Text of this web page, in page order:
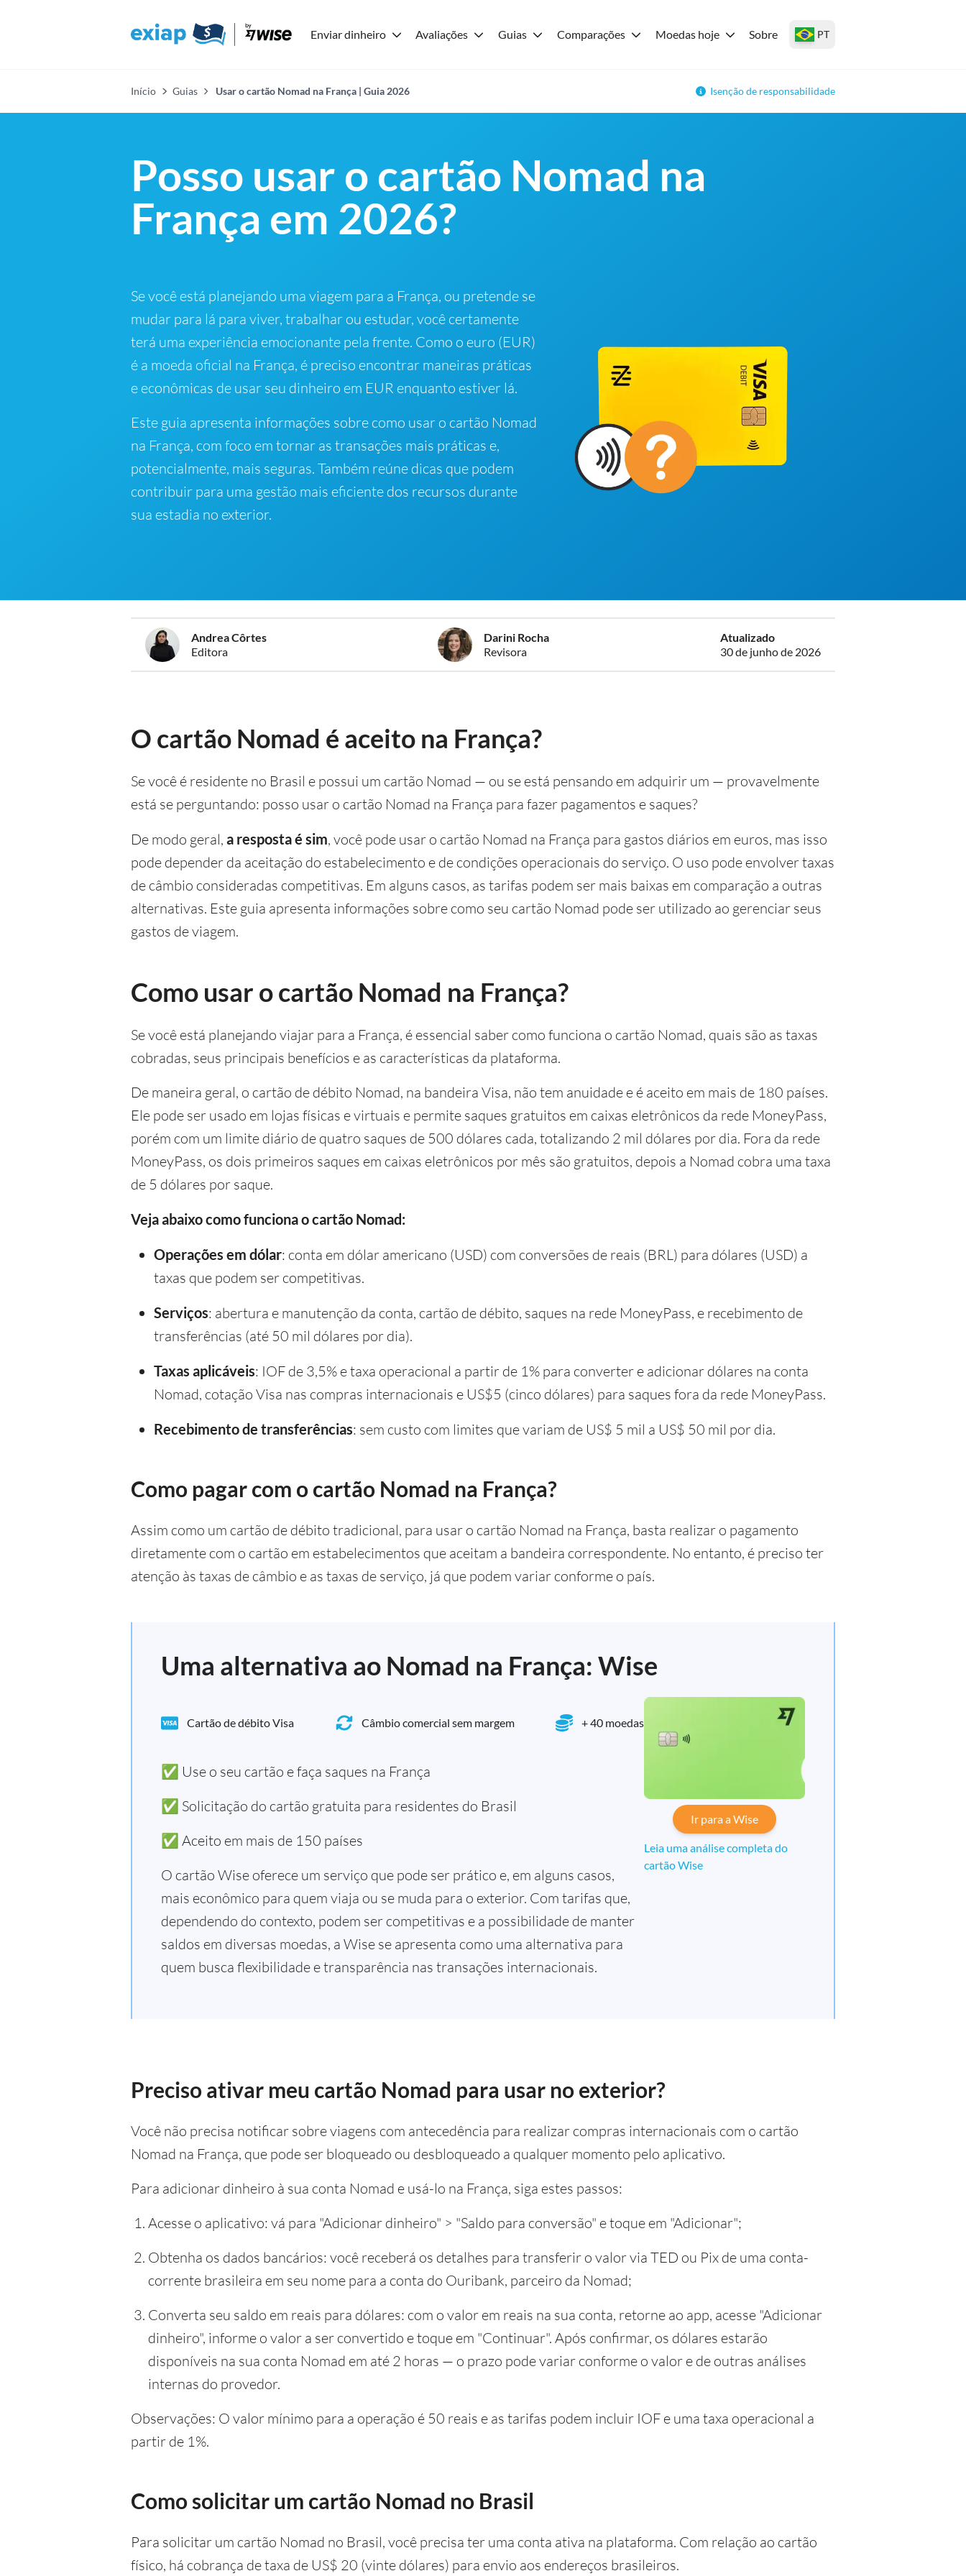
Enviar dinheiro Avaliações Guias Comparações Moedas hoje Sobre PT
Início Guias Usar o cartão Nomad na França | Guia 2026 Isenção de responsabilidade
Posso usar o cartão Nomad na
França em 2026?
Se você está planejando uma viagem para a França, ou pretende se
mudar para lá para viver, trabalhar ou estudar, você certamente
terá uma experiência emocionante pela frente. Como o euro (EUR)
é a moeda oficial na França, é preciso encontrar maneiras práticas
e econômicas de usar seu dinheiro em EUR enquanto estiver lá.
Este guia apresenta informações sobre como usar o cartão Nomad
na França, com foco em tornar as transações mais práticas e,
potencialmente, mais seguras. Também reúne dicas que podem
contribuir para uma gestão mais eficiente dos recursos durante
sua estadia no exterior.
Andrea Côrtes
Editora
Darini Rocha
Revisora
Atualizado
30 de junho de 2026
O cartão Nomad é aceito na França?
Se você é residente no Brasil e possui um cartão Nomad — ou se está pensando em adquirir um — provavelmente
está se perguntando: posso usar o cartão Nomad na França para fazer pagamentos e saques?
De modo geral, a resposta é sim, você pode usar o cartão Nomad na França para gastos diários em euros, mas isso
pode depender da aceitação do estabelecimento e de condições operacionais do serviço. O uso pode envolver taxas
de câmbio consideradas competitivas. Em alguns casos, as tarifas podem ser mais baixas em comparação a outras
alternativas. Este guia apresenta informações sobre como seu cartão Nomad pode ser utilizado ao gerenciar seus
gastos de viagem.
Como usar o cartão Nomad na França?
Se você está planejando viajar para a França, é essencial saber como funciona o cartão Nomad, quais são as taxas
cobradas, seus principais benefícios e as características da plataforma.
De maneira geral, o cartão de débito Nomad, na bandeira Visa, não tem anuidade e é aceito em mais de 180 países.
Ele pode ser usado em lojas físicas e virtuais e permite saques gratuitos em caixas eletrônicos da rede MoneyPass,
porém com um limite diário de quatro saques de 500 dólares cada, totalizando 2 mil dólares por dia. Fora da rede
MoneyPass, os dois primeiros saques em caixas eletrônicos por mês são gratuitos, depois a Nomad cobra uma taxa
de 5 dólares por saque.
Veja abaixo como funciona o cartão Nomad:
Operações em dólar: conta em dólar americano (USD) com conversões de reais (BRL) para dólares (USD) a
taxas que podem ser competitivas.
Serviços: abertura e manutenção da conta, cartão de débito, saques na rede MoneyPass, e recebimento de
transferências (até 50 mil dólares por dia).
Taxas aplicáveis: IOF de 3,5% e taxa operacional a partir de 1% para converter e adicionar dólares na conta
Nomad, cotação Visa nas compras internacionais e US$5 (cinco dólares) para saques fora da rede MoneyPass.
Recebimento de transferências: sem custo com limites que variam de US$ 5 mil a US$ 50 mil por dia.
Como pagar com o cartão Nomad na França?
Assim como um cartão de débito tradicional, para usar o cartão Nomad na França, basta realizar o pagamento
diretamente com o cartão em estabelecimentos que aceitam a bandeira correspondente. No entanto, é preciso ter
atenção às taxas de câmbio e as taxas de serviço, já que podem variar conforme o país.
Uma alternativa ao Nomad na França: Wise
Cartão de débito Visa Câmbio comercial sem margem + 40 moedas
✅ Use o seu cartão e faça saques na França
✅ Solicitação do cartão gratuita para residentes do Brasil
✅ Aceito em mais de 150 países
O cartão Wise oferece um serviço que pode ser prático e, em alguns casos,
mais econômico para quem viaja ou se muda para o exterior. Com tarifas que,
dependendo do contexto, podem ser competitivas e a possibilidade de manter
saldos em diversas moedas, a Wise se apresenta como uma alternativa para
quem busca flexibilidade e transparência nas transações internacionais.
Ir para a Wise
Leia uma análise completa do
cartão Wise
Preciso ativar meu cartão Nomad para usar no exterior?
Você não precisa notificar sobre viagens com antecedência para realizar compras internacionais com o cartão
Nomad na França, que pode ser bloqueado ou desbloqueado a qualquer momento pelo aplicativo.
Para adicionar dinheiro à sua conta Nomad e usá-lo na França, siga estes passos:
Acesse o aplicativo: vá para "Adicionar dinheiro" > "Saldo para conversão" e toque em "Adicionar";
Obtenha os dados bancários: você receberá os detalhes para transferir o valor via TED ou Pix de uma conta-
corrente brasileira em seu nome para a conta do Ouribank, parceiro da Nomad;
Converta seu saldo em reais para dólares: com o valor em reais na sua conta, retorne ao app, acesse "Adicionar
dinheiro", informe o valor a ser convertido e toque em "Continuar". Após confirmar, os dólares estarão
disponíveis na sua conta Nomad em até 2 horas — o prazo pode variar conforme o valor e de outras análises
internas do provedor.
Observações: O valor mínimo para a operação é 50 reais e as tarifas podem incluir IOF e uma taxa operacional a
partir de 1%.
Como solicitar um cartão Nomad no Brasil
Para solicitar um cartão Nomad no Brasil, você precisa ter uma conta ativa na plataforma. Com relação ao cartão
físico, há cobrança de taxa de US$ 20 (vinte dólares) para envio aos endereços brasileiros.